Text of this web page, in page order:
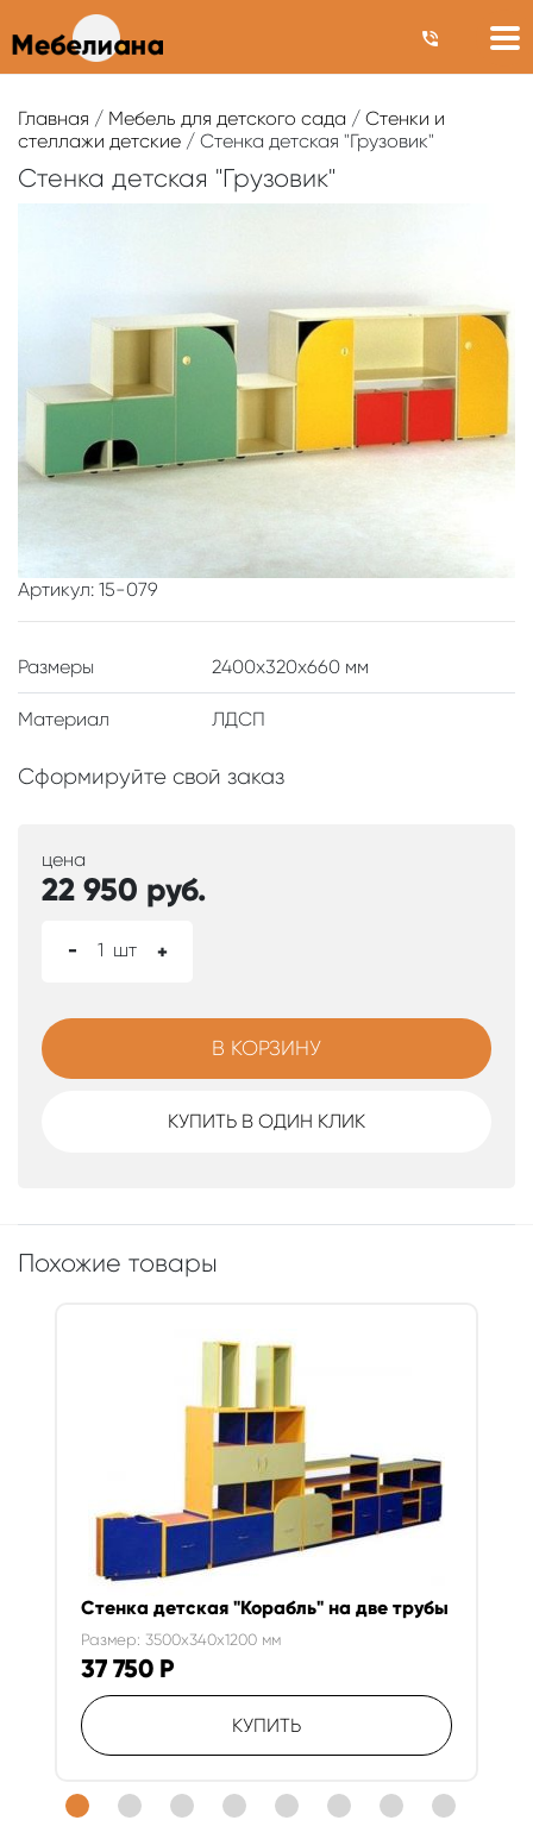
Главная / Мебель для детского сада / Стенки и
стеллажи детские / Стенка детская "Грузовик"
Стенка детская "Грузовик"
Артикул: 15-079
Размеры 2400x320x660 мм
Материал ЛДСП
Сформируйте свой заказ
цена
22 950 руб.
- 1 шт +
В КОРЗИНУ
КУПИТЬ В ОДИН КЛИК
Похожие товары
Стенка детская "Корабль" на две трубы
Размер: 3500x340x1200 мм
37 750 Р
КУПИТЬ